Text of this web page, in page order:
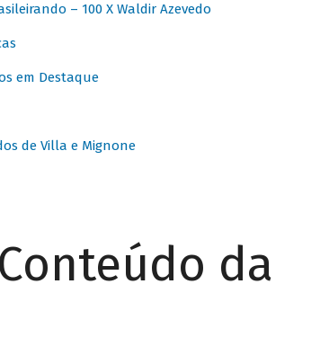
– 100 X Waldir Azevedo
em Destaque
de Villa e Mignone
da